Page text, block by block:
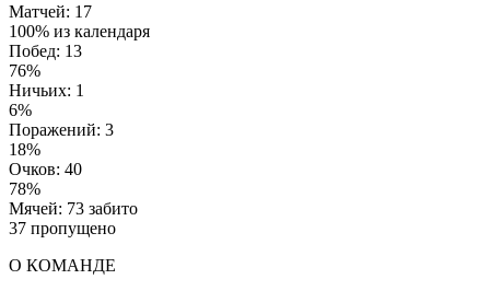
Матчей: 17
100% из календаря
Побед: 13
76%
Ничьих: 1
6%
Поражений: 3
18%
Очков: 40
78%
Мячей: 73 забито
37 пропущено
О КОМАНДЕ